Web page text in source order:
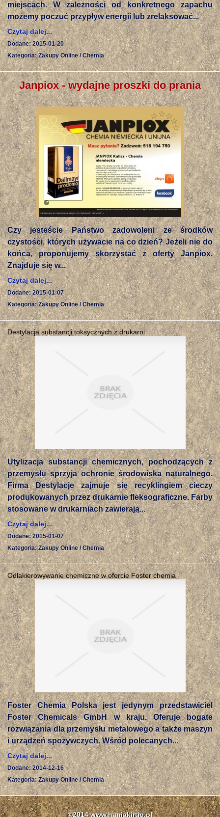
miejscach. W zależności od konkretnego zapachu
możemy poczuć przypływ energii lub zrelaksować...
Czytaj dalej...
Dodane: 2015-01-20
Kategoria: Zakupy Online / Chemia
Janpiox - wydajne proszki do prania
Czy jesteście Państwo zadowoleni ze środków
czystości, których używacie na co dzień? Jeżeli nie do
końca, proponujemy skorzystać z oferty Janpiox.
Znajduje się w...
Czytaj dalej...
Dodane: 2015-01-07
Kategoria: Zakupy Online / Chemia
Destylacja substancji toksycznych z drukarni
Utylizacja substancji chemicznych, pochodzących z
przemysłu sprzyja ochronie środowiska naturalnego.
Firma Destylacje zajmuje się recyklingiem cieczy
produkowanych przez drukarnie fleksograficzne. Farby
stosowane w drukarniach zawierają...
Czytaj dalej...
Dodane: 2015-01-07
Kategoria: Zakupy Online / Chemia
Odlakierowywanie chemiczne w ofercie Foster chemia
Foster Chemia Polska jest jedynym przedstawiciel
Foster Chemicals GmbH w kraju. Oferuje bogate
rozwiązania dla przemysłu metalowego a także maszyn
i urządzeń spożywczych. Wśród polecanych...
Czytaj dalej...
Dodane: 2014-12-16
Kategoria: Zakupy Online / Chemia
©2014 www.haniakirtio.pl